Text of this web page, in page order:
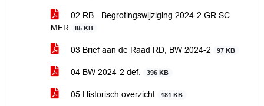
02 RB - Begrotingswijziging 2024-2 GR SC
MER
85 KB
03 Brief aan de Raad RD, BW 2024-2 97 KB
04 BW 2024-2 def. 396 KB
05 Historisch overzicht 181 KB